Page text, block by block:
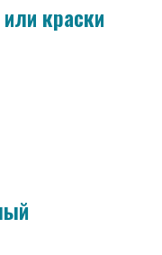
краски